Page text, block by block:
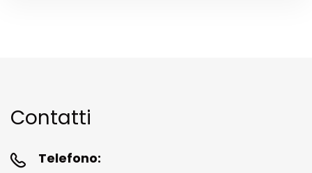
Contatti
Telefono: